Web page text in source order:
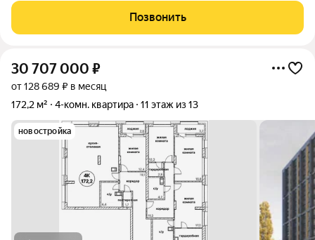
изолированные комнаты) КОМФОРТНЫЙ 8 ой ЭТАЖ
ПРЕКРАСНЫЕ ВИДОВЫЕ ХАРАКТЕРИСТИКИ КВАРТИРЫ
Позвонить
30 707 000 ₽
от 128 689 ₽ в месяц
172,2 м²
4-комн. квартира 11 этаж из 13
новостройка